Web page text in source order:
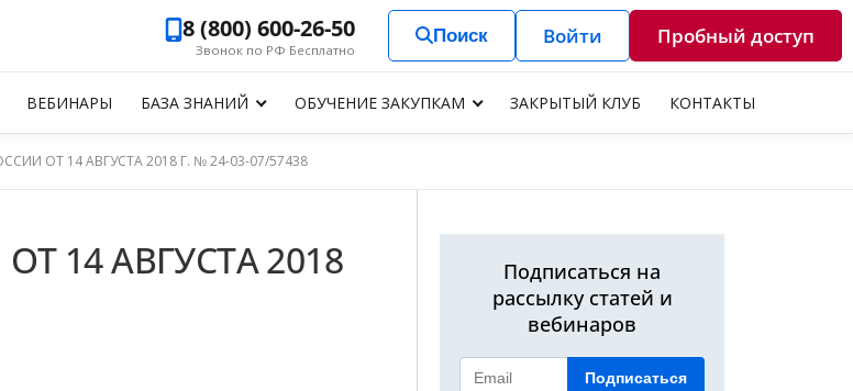
8 (800) 600-26-50
Звонок по РФ Бесплатно
Поиск Войти Пробный доступ
ВЕБИНАРЫ БАЗА ЗНАНИЙ ОБУЧЕНИЕ ЗАКУПКАМ ЗАКРЫТЫЙ КЛУБ КОНТАКТЫ
ОТ 14 АВГУСТА 2018 Г. № 24-03-07/57438
14 АВГУСТА 2018
Подписаться на
рассылку статей и
вебинаров
Подписаться